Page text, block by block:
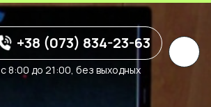
+38 (073) 834-23-63
с 8:00 до 21:00, без выходных